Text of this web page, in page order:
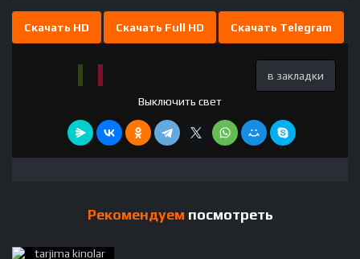
Скачать HD Скачать Full HD Скачать Telegram
в закладки
Выключить свет
Рекомендуем посмотреть